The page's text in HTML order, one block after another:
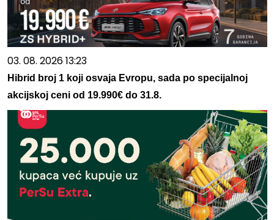
03. 08. 2026 13:23
Hibrid broj 1 koji osvaja Evropu, sada po specijalnoj
akcijskoj ceni od 19.990€ do 31.8.